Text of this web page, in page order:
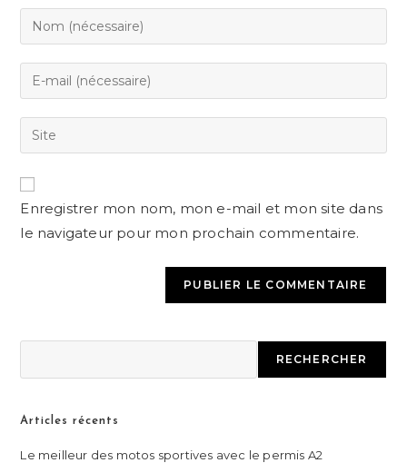
Enregistrer mon nom, mon e-mail et mon site dans
le navigateur pour mon prochain commentaire.
RECHERCHER
Articles récents
Le meilleur des motos sportives avec le permis A2